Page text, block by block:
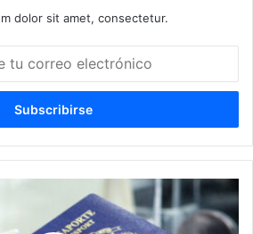
dolor sit amet, consectetur.